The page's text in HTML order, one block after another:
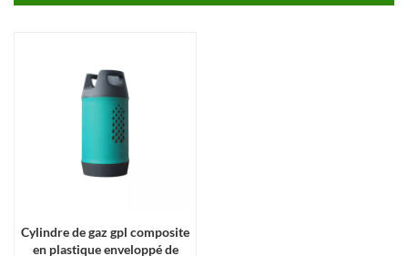
Cylindre de gaz gpl composite
en plastique enveloppé de